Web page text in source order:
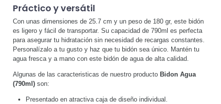
Práctico y versátil
Con unas dimensiones de 25.7 cm y un peso de 180 gr, este bidón
es ligero y fácil de transportar. Su capacidad de 790ml es perfecta
para asegurar tu hidratación sin necesidad de recargas constantes.
Personalízalo a tu gusto y haz que tu bidón sea único. Mantén tu
agua fresca y a mano con este bidón de agua de alta calidad.
Algunas de las caracteristicas de nuestro producto Bidon Agua
(790ml) son:
Presentado en atractiva caja de diseño individual.